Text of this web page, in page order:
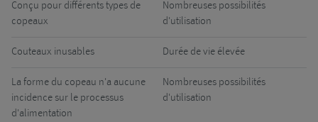
Conçu pour différents types de
copeaux
Nombreuses possibilités
d'utilisation
Couteaux inusables Durée de vie élevée
La forme du copeau n'a aucune
incidence sur le processus
d'alimentation
Nombreuses possibilités
d'utilisation